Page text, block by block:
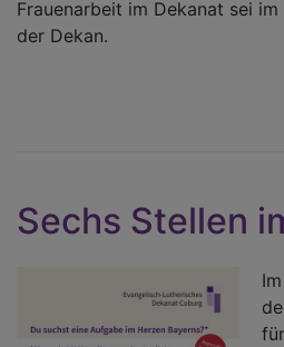
Frauenarbeit im Dekanat sei
der Dekan.
Sechs Stellen